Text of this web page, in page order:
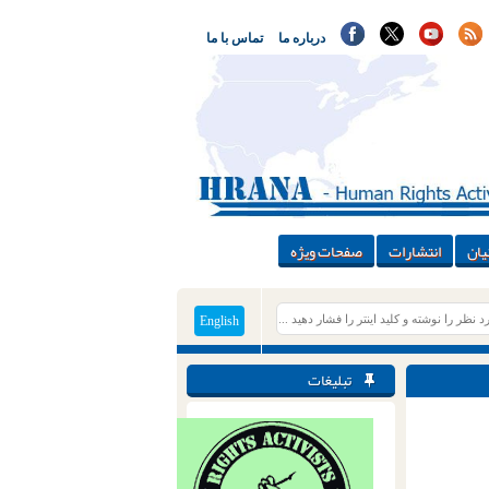
تماس با ما درباره ما
انتشارات صفحات ویژه
English
تبلیغات